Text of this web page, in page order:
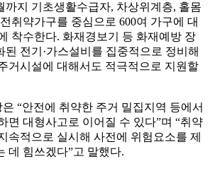
까지 기초생활수급자, 차상위계층, 홀몸
취약가구를 중심으로 600여 가구에 대
착수한다. 화재경보기 등 화재예방 장
된 전기·가스설비를 집중적으로 정비해
거시설에 대해서도 적극적으로 지원할
“안전에 취약한 주거 밀집지역 등에서
면 대형사고로 이어질 수 있다”며 “취약
속적으로 실시해 사전에 위험요소를 제
데 힘쓰겠다”고 말했다.